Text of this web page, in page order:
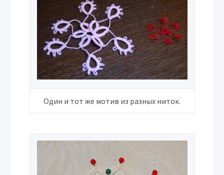
Один и тот же мотив из разных ниток.